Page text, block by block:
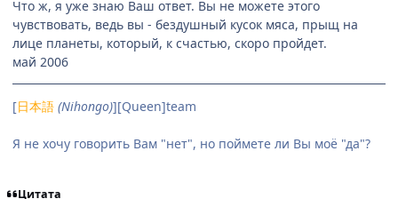
Что ж, я уже знаю Ваш ответ. Вы не можете этого
чувствовать, ведь вы - бездушный кусок мяса, прыщ на
лице планеты, который, к счастью, скоро пройдет.
май 2006
[日本語 (Nihongo)][Queen]team
Я не хочу говорить Вам "нет", но поймете ли Вы моё "да"?
Цитата